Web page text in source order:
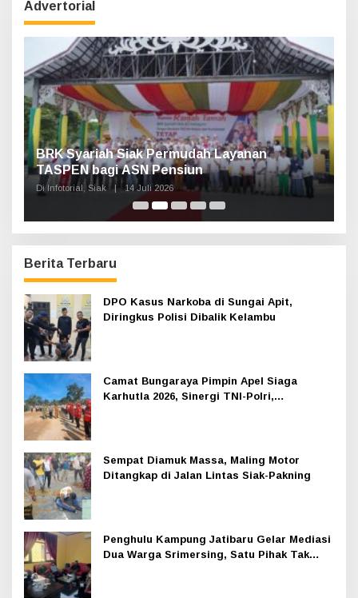
u
n
t
:
Advertorial
Haul Sultan Siak ke-60 Digelar, Bupati Afni
Ajak Masyarakat Lestarikan Sejarah
Kesultanan
Di Infotorial, Siak | 12 Juli 2026
Berita Terbaru
DPO Kasus Narkoba di Sungai Apit,
Diringkus Polisi Dibalik Kelambu
Camat Bungaraya Pimpin Apel Siaga
Karhutla 2026, Sinergi TNI-Polri,
Sempat Diamuk Massa, Maling Motor
Ditangkap di Jalan Lintas Siak-Pakning
Penghulu Kampung Jatibaru Gelar Mediasi
Dua Warga Srimersing, Satu Pihak Tak